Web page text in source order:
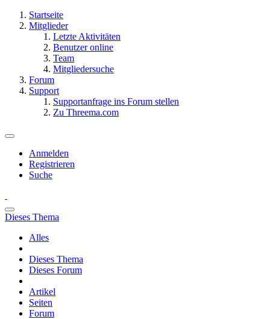
Startseite
Mitglieder
Letzte Aktivitäten
Benutzer online
Team
Mitgliedersuche
Forum
Support
Supportanfrage ins Forum stellen
Zu Threema.com
Anmelden
Registrieren
Suche
Dieses Thema
Alles
Dieses Thema
Dieses Forum
Artikel
Seiten
Forum